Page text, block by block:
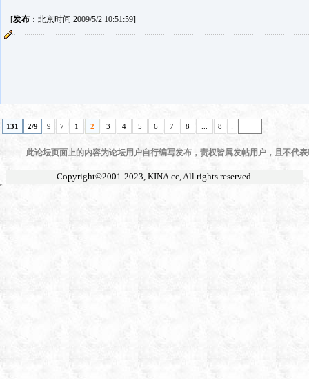
[发布：北京时间 2009/5/2 10:51:59]
131 2/9 9 7 1 2 3 4 5 6 7 8 8 :
此论坛页面上的内容为论坛用户自行编写发布，责权皆属发帖用户，且不代
Copyright©2001-2023, KINA.cc, All rights reserved.